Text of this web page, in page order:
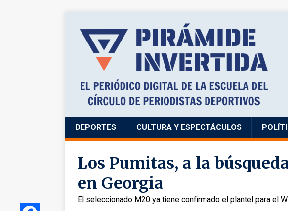
DEPORTES CULTURA Y ESPECTÁCULOS
Los Pumitas, a la
en Georgia
El seleccionado M20 ya tiene confirmado el plantel para el